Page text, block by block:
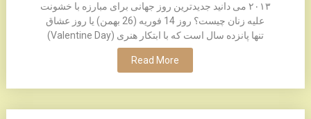
۲۰۱٣ می دانید جدیدترین روز جهانی برای مبارزه با خشونت
علیه زنان چیست؟ روز 14 فوریه (26 بهمن) یا روز عشاق
(Valentine Day) تنها پانزده سال است که با ابتکار هنری
Read More